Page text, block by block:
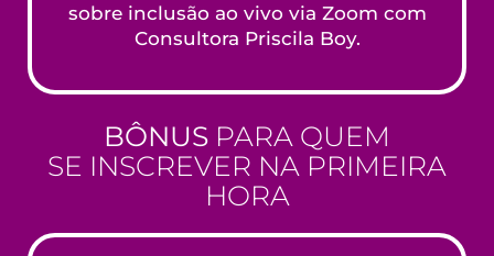
sobre inclusão ao vivo via Zoom com
Consultora Priscila Boy.
BÔNUS PARA QUEM
SE INSCREVER NA PRIMEIRA
HORA